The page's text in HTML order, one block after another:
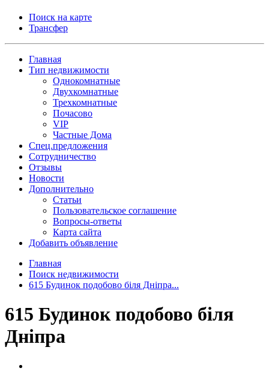
Поиск на карте
Трансфер
Главная
Тип недвижимости
Однокомнатные
Двухкомнатные
Трехкомнатные
Почасово
VIP
Частные Дома
Спец.предложения
Сотрудничество
Отзывы
Новости
Дополнительно
Статьи
Пользовательское соглашение
Вопросы-ответы
Карта сайта
Добавить объявление
Главная
Поиск недвижимости
615 Будинок подобово біля Дніпра...
615 Будинок подобово біля
Дніпра